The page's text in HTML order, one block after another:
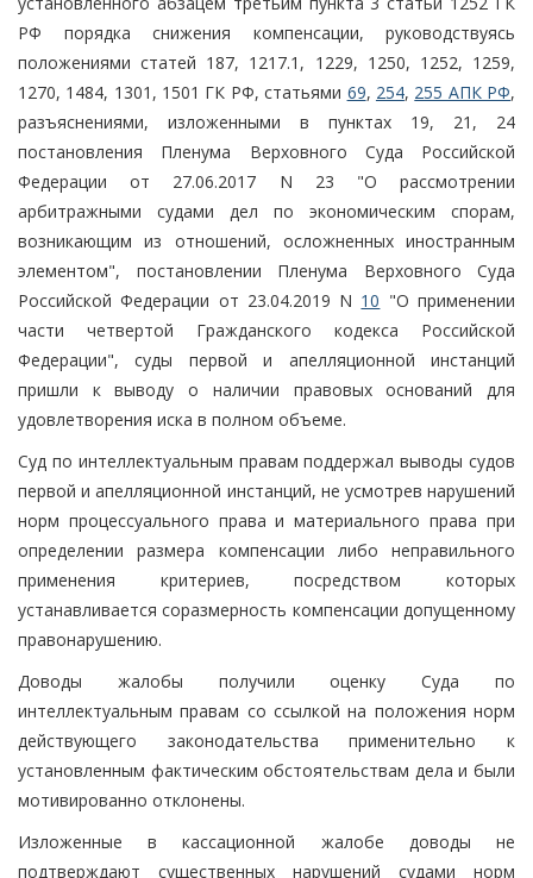
РФ порядка снижения компенсации, руководствуясь
положениями статей 187, 1217.1, 1229, 1250, 1252, 1259,
1270, 1484, 1301, 1501 ГК РФ, статьями 69, 254, 255 АПК РФ,
разъяснениями, изложенными в пунктах 19, 21, 24
постановления Пленума Верховного Суда Российской
Федерации от 27.06.2017 N 23 "О рассмотрении
арбитражными судами дел по экономическим спорам,
возникающим из отношений, осложненных иностранным
элементом", постановлении Пленума Верховного Суда
Российской Федерации от 23.04.2019 N 10 "О применении
части четвертой Гражданского кодекса Российской
Федерации", суды первой и апелляционной инстанций
пришли к выводу о наличии правовых оснований для
удовлетворения иска в полном объеме.
Суд по интеллектуальным правам поддержал выводы судов
первой и апелляционной инстанций, не усмотрев нарушений
норм процессуального права и материального права при
определении размера компенсации либо неправильного
применения критериев, посредством которых
устанавливается соразмерность компенсации допущенному
правонарушению.
Доводы жалобы получили оценку Суда по
интеллектуальным правам со ссылкой на положения норм
действующего законодательства применительно к
установленным фактическим обстоятельствам дела и были
мотивированно отклонены.
Изложенные в кассационной жалобе доводы не
подтверждают существенных нарушений судами норм